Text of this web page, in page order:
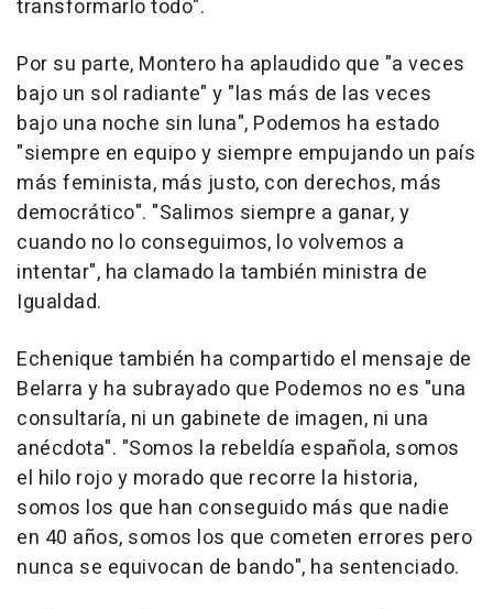
transformarlo todo".
Por su parte, Montero ha aplaudido que "a veces
bajo un sol radiante" y "las más de las veces
bajo una noche sin luna", Podemos ha estado
"siempre en equipo y siempre empujando un país
más feminista, más justo, con derechos, más
democrático". "Salimos siempre a ganar, y
cuando no lo conseguimos, lo volvemos a
intentar", ha clamado la también ministra de
Igualdad.
Echenique también ha compartido el mensaje de
Belarra y ha subrayado que Podemos no es "una
consultaría, ni un gabinete de imagen, ni una
anécdota". "Somos la rebeldía española, somos
el hilo rojo y morado que recorre la historia,
somos los que han conseguido más que nadie
en 40 años, somos los que cometen errores pero
nunca se equivocan de bando", ha sentenciado.